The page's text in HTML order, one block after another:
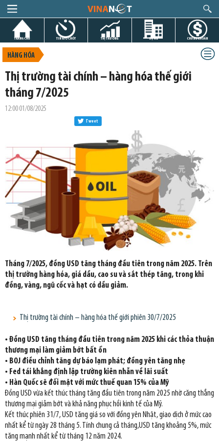
TRANG CHỦ TIN GIỜ CHÓT THỊ TRƯỜNG DỰ ÁN CHỨNG KHOÁN
HÀNG HÓA
Thị trường tài chính – hàng hóa thế giới
tháng 7/2025
12:00 01/08/2025
Tweet
Tháng 7/2025, đồng USD tăng tháng đầu tiên trong năm 2025. Trên
thị trường hàng hóa, giá dầu, cao su và sắt thép tăng, trong khi
đồng, vàng, ngũ cốc và hạt có dầu giảm.
Thị trường tài chính – hàng hóa thế giới phiên 30/7/2025
• Đồng USD tăng tháng đầu tiên trong năm 2025 khi các thỏa thuận
thương mại làm giảm bớt bất ổn
• BOJ điều chỉnh tăng dự báo lạm phát; đồng yên tăng nhẹ
• Fed tái khẳng định lập trường kiên nhẫn về lãi suất
• Hàn Quốc sẽ đối mặt với mức thuế quan 15% của Mỹ
Đồng USD vừa kết thúc tháng tăng đầu tiên trong năm 2025 nhờ căng thẳng
thương mại giảm bớt và khả năng phục hồi kinh tế của Mỹ.
Kết thúc phiên 31/7, USD tăng giá so với đồng yên Nhật, giao dịch ở mức cao
nhất kể từ ngày 28 tháng 5. Tính chung cả tháng,USD tăng khoảng 5%, mức
tăng mạnh nhất kể từ tháng 12 năm 2024.